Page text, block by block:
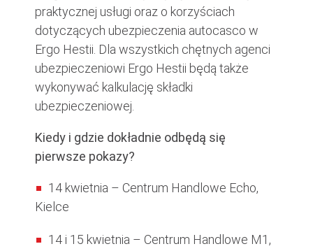
praktycznej usługi oraz o korzyściach
dotyczących ubezpieczenia autocasco w
Ergo Hestii. Dla wszystkich chętnych agenci
ubezpieczeniowi Ergo Hestii będą także
wykonywać kalkulację składki
ubezpieczeniowej.
Kiedy i gdzie dokładnie odbędą się
pierwsze pokazy?
14 kwietnia – Centrum Handlowe Echo,
Kielce
14 i 15 kwietnia – Centrum Handlowe M1,